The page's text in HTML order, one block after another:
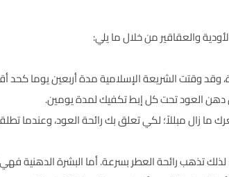
والعقاقير من خلال ما يلي:
ما زال مبللاً؛ لكي تعلق بك رائحة العود، وعندما